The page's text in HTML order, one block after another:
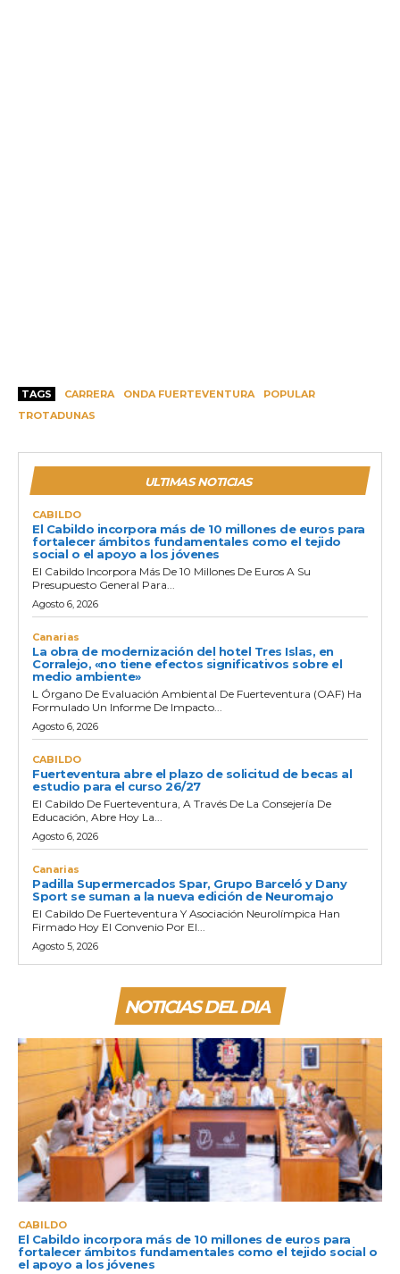
TAGS CARRERA ONDA FUERTEVENTURA
POPULAR
TROTADUNAS
ULTIMAS NOTICIAS
CABILDO
El Cabildo incorpora más de 10 millones de euros para
fortalecer ámbitos fundamentales como el tejido
social o el apoyo a los jóvenes
El Cabildo Incorpora Más De 10 Millones De Euros A Su
Presupuesto General Para...
Agosto 6, 2026
Canarias
La obra de modernización del hotel Tres Islas, en
Corralejo, «no tiene efectos significativos sobre el
medio ambiente»
L Órgano De Evaluación Ambiental De Fuerteventura (OAF) Ha
Formulado Un Informe De Impacto...
Agosto 6, 2026
CABILDO
Fuerteventura abre el plazo de solicitud de becas al
estudio para el curso 26/27
El Cabildo De Fuerteventura, A Través De La Consejería De
Educación, Abre Hoy La...
Agosto 6, 2026
Canarias
Padilla Supermercados Spar, Grupo Barceló y Dany
Sport se suman a la nueva edición de Neuromajo
El Cabildo De Fuerteventura Y Asociación Neurolímpica Han
Firmado Hoy El Convenio Por El...
Agosto 5, 2026
NOTICIAS DEL DIA
CABILDO
El Cabildo incorpora más de 10 millones de euros para
fortalecer ámbitos fundamentales como el tejido social o
el apoyo a los jóvenes